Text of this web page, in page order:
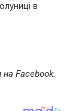
в
на Facebook.